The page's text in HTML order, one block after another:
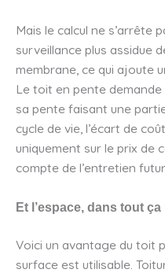
Mais le calcul ne s’arrête
surveillance plus assidue
membrane, ce qui ajoute
Le toit en pente
sa pente faisant une
cycle de vie, l’écart de
uniquement sur le prix de
compte de l’entretien
Et l’espace, dans tout ça
Voici un avantage du toit
surface est utilisable.